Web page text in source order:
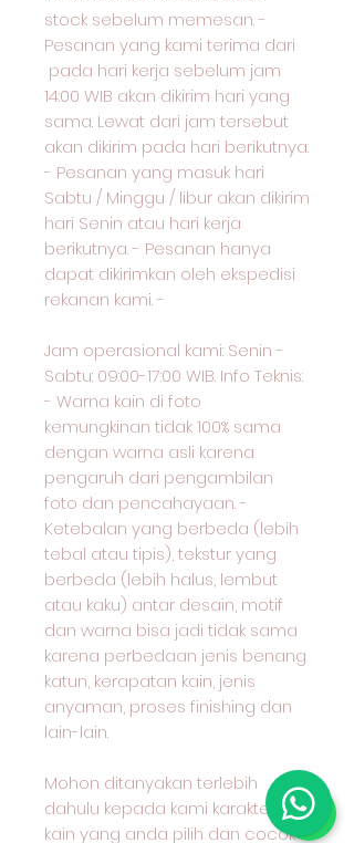
stock sebelum memesan. -
Pesanan yang kami terima dari
pada hari kerja sebelum jam
14:00 WIB akan dikirim hari yang
sama. Lewat dari jam tersebut
akan dikirim pada hari berikutnya.
- Pesanan yang masuk hari
Sabtu / Minggu / libur akan dikirim
hari Senin atau hari kerja
berikutnya. - Pesanan hanya
dapat dikirimkan oleh ekspedisi
rekanan kami. -
Jam operasional kami: Senin -
Sabtu: 09:00-17:00 WIB. Info Teknis:
- Warna kain di foto
kemungkinan tidak 100% sama
dengan warna asli karena
pengaruh dari pengambilan
foto dan pencahayaan. -
Ketebalan yang berbeda (lebih
tebal atau tipis), tekstur yang
berbeda (lebih halus, lembut
atau kaku) antar desain, motif
dan warna bisa jadi tidak sama
karena perbedaan jenis benang
katun, kerapatan kain, jenis
anyaman, proses finishing dan
lain-lain.
Mohon ditanyakan terlebih
dahulu kepada kami karakter
kain yang anda pilih dan cocok